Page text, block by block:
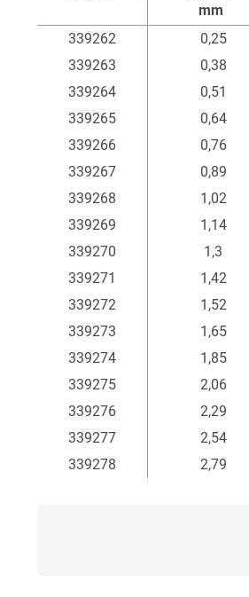
mm
Artikel
Innen-Ø
339262 0,25
339263
0,38
339264
0,51
339265
0,64
339266
0,76
339267
0,89
339268
1,02
339269
1,14
339270
1,3
339271
1,42
339272
1,52
339273
1,65
339274
1,85
339275
2,06
339276
2,29
339277
2,54
339278
2,79